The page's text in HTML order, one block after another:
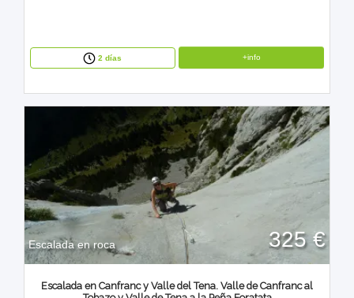
2 días +info
Escalada en roca 325 €
Escalada en Canfranc y Valle del Tena. Valle de Canfranc al